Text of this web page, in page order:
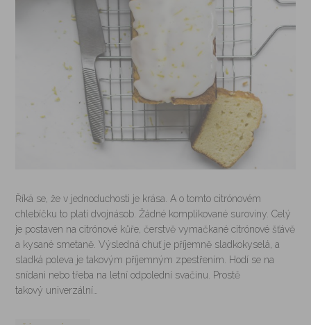
Říká se, že v jednoduchosti je krása. A o tomto citrónovém
chlebíčku to platí dvojnásob. Žádné komplikované suroviny. Celý
je postaven na citrónové kůře, čerstvě vymačkané citrónové šťávě
a kysané smetaně. Výsledná chuť je příjemně sladkokyselá, a
sladká poleva je takovým příjemným zpestřením. Hodí se na
snídani nebo třeba na letní odpolední svačinu. Prostě
takový univerzální…